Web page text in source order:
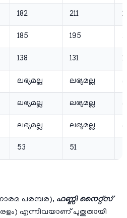
182 211
185 195
138 131
ലഭ്യമല്ല ലഭ്യമല്ല
ലഭ്യമല്ല ലഭ്യമല്ല
ലഭ്യമല്ല ലഭ്യമല്ല
53 51
പരമ്പര), ഫണ്ണി നൈറ്റ്‌സ്
എന്നിവയാണ് പുതുതായി